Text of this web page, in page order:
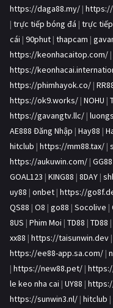
https://daga88.my/ |
| trực tiếp bóng đá | trực
cái | 90phut | thapcam |
https://keonhacaitop.com/ |
https://
https://phimhayok.co/ |
https://ok9.works/ | NOHU |
https://gavangtv.llc/ |
AE888 Đăng Nhập | Hay88 |
hitclub | https://mm88.tax/ |
https://aukuwin.com/ | GG88
GOAL123 | KING88 | 8DAY |
uy88 | onbet | https://
QS88 | O8 | go88 | Socolive |
8US | Phim Moi | TD88 | TD88 |
xx88 | https://taisunwin.dev |
https://ee88-app.sa.com/ |
| https://new88.pet/ |
le keo nha cai | UY88 |
https://sunwin3.nl/ | hitclub |